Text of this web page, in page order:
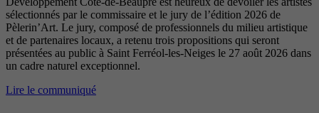
sélectionnés par le commissaire et le jury de l’édition 2026 de
Pèlerin’Art. Le jury, composé de professionnels du milieu artistique
et de partenaires locaux, a retenu trois propositions qui seront
présentées au public à Saint Ferréol-les-Neiges le 27 août 2026 dans
un cadre naturel exceptionnel.
Lire le communiqué